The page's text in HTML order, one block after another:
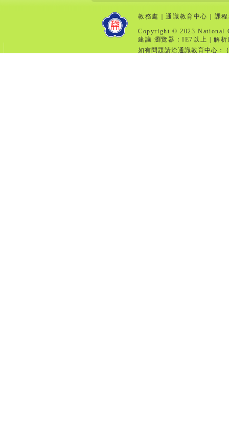
教務處 ｜通識教育中心 課
Copyright © 2023 National
建議 瀏覽器：IE7以上 | 解
如有問題請洽通識教育中心